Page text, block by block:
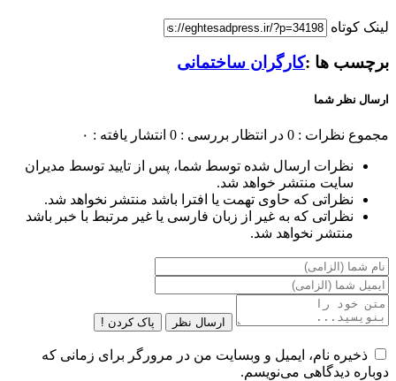
لینک کوتاه
برچسب ها :کارگران ساختمانی
ارسال نظر شما
مجموع نظرات : 0 در انتظار بررسی : 0 انتشار یافته : ۰
نظرات ارسال شده توسط شما، پس از تایید توسط مدیران
سایت منتشر خواهد شد.
نظراتی که حاوی تهمت یا افترا باشد منتشر نخواهد شد.
نظراتی که به غیر از زبان فارسی یا غیر مرتبط با خبر باشد
منتشر نخواهد شد.
ارسال نظر پاک کردن !
ذخیره نام، ایمیل و وبسایت من در مرورگر برای زمانی که
دوباره دیدگاهی می‌نویسم.